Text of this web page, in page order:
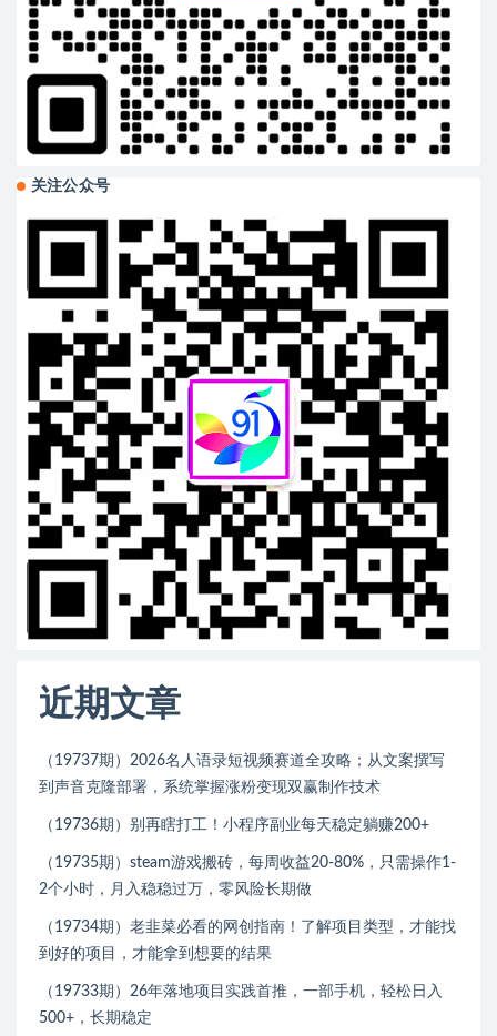
关注公众号
近期文章
（19737期）2026名人语录短视频赛道全攻略；从文案撰写
到声音克隆部署，系统掌握涨粉变现双赢制作技术
（19736期）别再瞎打工！小程序副业每天稳定躺赚200+
（19735期）steam游戏搬砖，每周收益20-80%，只需操作1-
2个小时，月入稳稳过万，零风险长期做
（19734期）老韭菜必看的网创指南！了解项目类型，才能找
到好的项目，才能拿到想要的结果
（19733期）26年落地项目实践首推，一部手机，轻松日入
500+，长期稳定